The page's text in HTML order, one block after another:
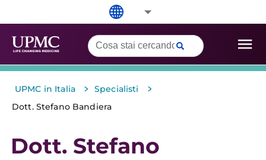
UPMC in Italia > Specialisti >
Dott. Stefano Bandiera
Dott. Stefano